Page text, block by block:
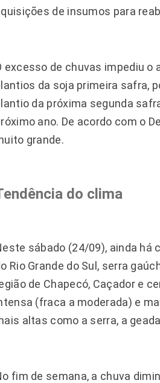
de insumos para
excesso de chuvas impediu
da soja primeira safra,
da próxima segunda
ano. De acordo com o
grande.
do clima
sábado (24/09), ainda há
Rio Grande do Sul, serra
de Chapecó, Caçador e
(fraca a moderada) e
altas como a serra, a
fim de semana, a chuva